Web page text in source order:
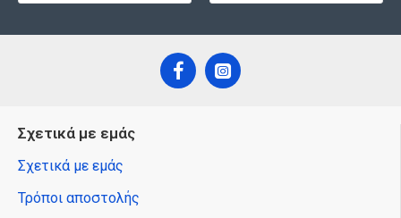
Σχετικά με εμάς
Σχετικά με εμάς
Τρόποι αποστολής